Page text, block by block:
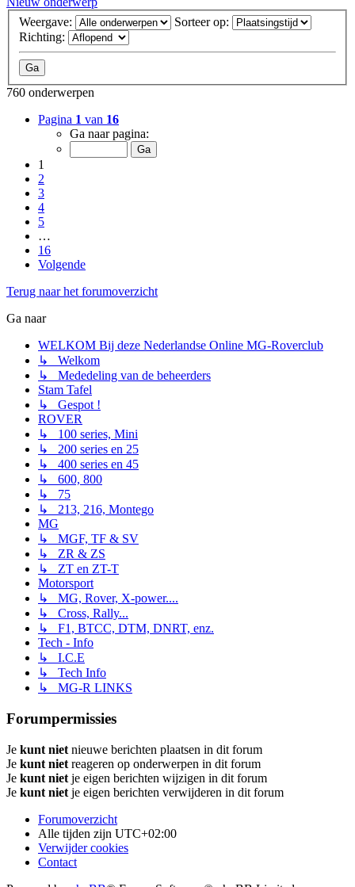
Weergave:
Sorteer op:
Richting:
760 onderwerpen
Pagina 1 van 16
Ga naar pagina:
1
2
3
4
5
…
16
Volgende
Terug naar het forumoverzicht
Ga naar
WELKOM Bij deze Nederlandse Online MG-Roverclub
↳ Welkom
↳ Mededeling van de beheerders
Stam Tafel
↳ Gespot !
ROVER
↳ 100 series, Mini
↳ 200 series en 25
↳ 400 series en 45
↳ 600, 800
↳ 75
↳ 213, 216, Montego
MG
↳ MGF, TF & SV
↳ ZR & ZS
↳ ZT en ZT-T
Motorsport
↳ MG, Rover, X-power....
↳ Cross, Rally...
↳ F1, BTCC, DTM, DNRT, enz.
Tech - Info
↳ I.C.E
↳ Tech Info
↳ MG-R LINKS
Forumpermissies
Je kunt niet nieuwe berichten plaatsen in dit forum
Je kunt niet reageren op onderwerpen in dit forum
Je kunt niet je eigen berichten wijzigen in dit forum
Je kunt niet je eigen berichten verwijderen in dit forum
Forumoverzicht
Alle tijden zijn UTC+02:00
Verwijder cookies
Contact